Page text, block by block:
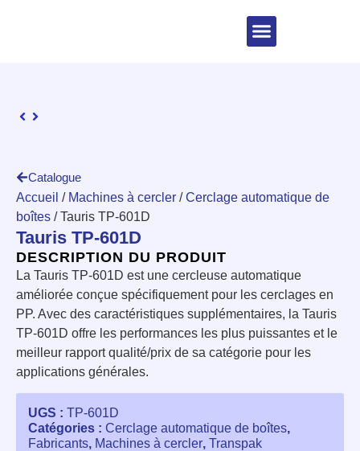
Catalogue
Accueil / Machines à cercler /Cerclage automatique de
boîtes / Tauris TP-601D
Tauris TP-601D
DESCRIPTION DU PRODUIT
La Tauris TP-601D est une cercleuse automatique
améliorée conçue spécifiquement pour les cerclages en
PP. Avec des caractéristiques supplémentaires, la Tauris
TP-601D offre les performances les plus puissantes et le
meilleur rapport qualité/prix de sa catégorie pour les
applications générales.
UGS : TP-601D
Catégories : Cerclage automatique de boîtes,
Fabricants, Machines à cercler, Transpak